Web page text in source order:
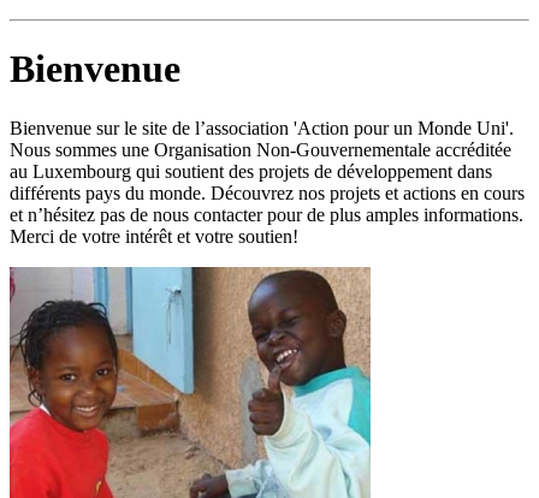
Bienvenue
Bienvenue sur le site de l’association 'Action pour un Monde Uni'.
Nous sommes une Organisation Non-Gouvernementale accréditée
au Luxembourg qui soutient des projets de développement dans
différents pays du monde. Découvrez nos projets et actions en cours
et n’hésitez pas de nous contacter pour de plus amples informations.
Merci de votre intérêt et votre soutien!